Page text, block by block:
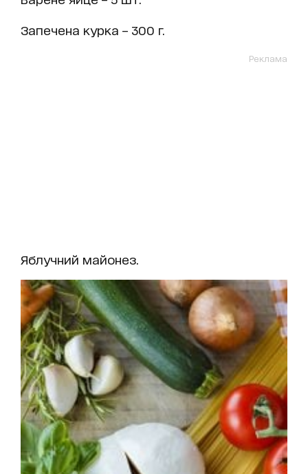
Запечена курка – 300 г.
Реклама
Яблучний майонез.